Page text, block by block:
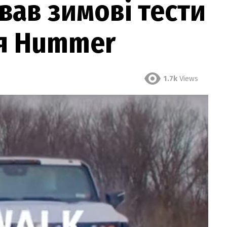
зимові тести
Hummer
1.7k Views